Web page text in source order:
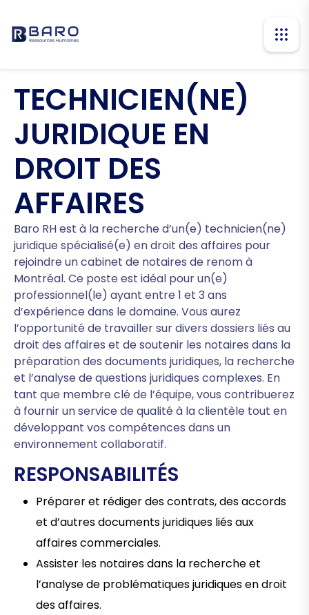
TECHNICIEN(NE)
JURIDIQUE EN
DROIT DES
AFFAIRES
Baro RH est à la recherche d’un(e) technicien(ne)
juridique spécialisé(e) en droit des affaires pour
rejoindre un cabinet de notaires de renom à
Montréal. Ce poste est idéal pour un(e)
professionnel(le) ayant entre 1 et 3 ans
d’expérience dans le domaine. Vous aurez
l’opportunité de travailler sur divers dossiers liés au
droit des affaires et de soutenir les notaires dans la
préparation des documents juridiques, la recherche
et l’analyse de questions juridiques complexes. En
tant que membre clé de l’équipe, vous contribuerez
à fournir un service de qualité à la clientèle tout en
développant vos compétences dans un
environnement collaboratif.
RESPONSABILITÉS
Préparer et rédiger des contrats, des accords
et d’autres documents juridiques liés aux
affaires commerciales.
Assister les notaires dans la recherche et
l’analyse de problématiques juridiques en droit
des affaires.